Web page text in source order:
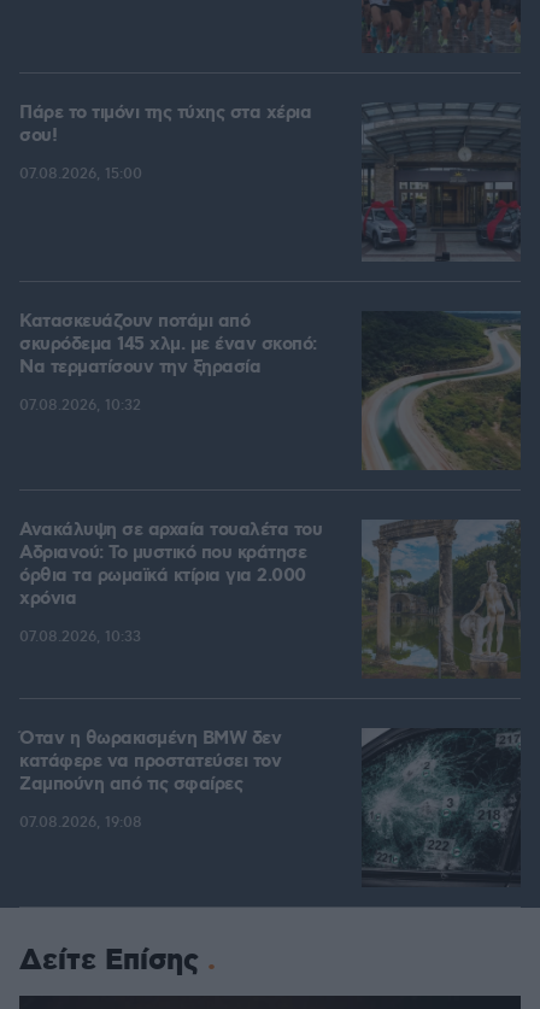
Πάρε το τιμόνι της τύχης στα χέρια
σου!
07.08.2026, 15:00
Κατασκευάζουν ποτάμι από
σκυρόδεμα 145 χλμ. με έναν σκοπό:
Να τερματίσουν την ξηρασία
07.08.2026, 10:32
Ανακάλυψη σε αρχαία τουαλέτα του
Αδριανού: Το μυστικό που κράτησε
όρθια τα ρωμαϊκά κτίρια για 2.000
χρόνια
07.08.2026, 10:33
Όταν η θωρακισμένη BMW δεν
κατάφερε να προστατεύσει τον
Ζαμπούνη από τις σφαίρες
07.08.2026, 19:08
Δείτε Επίσης